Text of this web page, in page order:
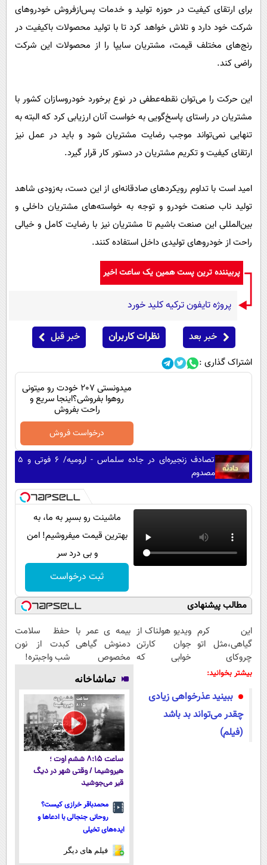
برای ارتقای کیفیت در حوزه تولید و خدمات پس‌ازفروش خودروهای
شرکت خود دارد و تلاش خواهد کرد تا با تولید محصولات باکیفیت در
رنج‌های مختلف قیمت، مشتریان سایپا را از محصولات این شرکت
راضی کند.
این حرکت را می‌توان نقطه‌عطفی در نوع برخورد خودروسازان کشور با
مشتریان در راستای پاسخ‌گویی به خواست آنان ارزیابی کرد که البته به
تنهایی نمی‌تواند موجب رضایت مشتریان شود و باید در عمل نیز
ارتقای کیفیت و تکریم مشتریان در دستور کار قرار گیرد.
امید است با تداوم رویکردهای صادقانه‌ای از این دست، به‌زودی شاهد
تولید ناب صنعت خودرو و توجه به خواسته‌های مشتریان داخلی و
بین‌المللی این صنعت باشیم تا مشتریان نیز با رضایت کامل و خیالی
راحت از خودروهای تولیدی داخل استفاده کنند.
پربیننده ترین پست همین یک ساعت اخیر
پروژه تایفون ترکیه کلید خورد
خبر بعد نظرات کاربران خبر قبل
اشتراک گذاری :
میدونستی 207 خودت رو میتونی
روهوا بفروشی؟اینجا سریع و
راحت بفروش
درخواست فروش
تصادف زنجیره‌ای در جاده سلماس - ارومیه/ ۶ فوتی و ۵
مصدوم
ماشینت رو بسپر به ما، به
بهترین قیمت میفروشیم! امن
و بی درد سر
ثبت درخواست
مطالب پیشنهادی
این کرم
گیاهی،مثل اتو
چروکای
پوستتوصاف
ویدیو هولناک از
جوان کارتن
خوابی که
بیمه ی عمر با
دمنوش گیاهی
مخصوص
کبد+تخفیف
ویژه
حفظ سلامت
کبدت از نون
شب واجبتره!
بیشتر بخوانید:
ببینید عذرخواهی زیادی
چقدر می‌تواند بد باشد
(فیلم)
تماشاخانه
ساعت ۸:۱۵ ششم اوت ؛
هیروشیما / وقتی شهر در دیگ
قیر می‌جوشید
محمدباقر خرازی کیست؟
روحانی جنجالی با ادعاها و
ایده‌های تخیلی
فیلم های دیگر